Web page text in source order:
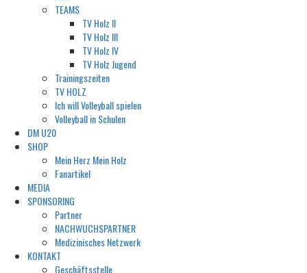
TEAMS
TV Holz II
TV Holz III
TV Holz IV
TV Holz Jugend
Trainingszeiten
TV HOLZ
Ich will Volleyball spielen
Volleyball in Schulen
DM U20
SHOP
Mein Herz Mein Holz
Fanartikel
MEDIA
SPONSORING
Partner
NACHWUCHSPARTNER
Medizinisches Netzwerk
KONTAKT
Geschäftsstelle